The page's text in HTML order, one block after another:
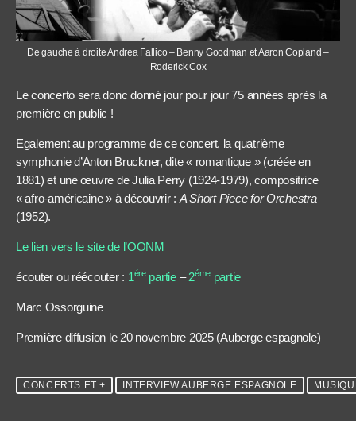
De gauche à droite Andrea Fallico – Benny Goodman et Aaron Copland –
Roderick Cox
Le concerto sera donc donné jour pour jour 75 années après la
première en public !
Egalement au programme de ce concert, la quatrième
symphonie d’Anton Bruckner, dite « romantique » (créée en
1881) et une œuvre de Julia Perry (1924-1979), compositrice
« afro-américaine » à découvrir : A Short Piece for Orchestra
(1952).
Le lien vers le site de l’OONM
écouter ou réécouter : 1érepartie–2éme partie
Marc Ossorguine
Première diffusion le 20 novembre 2025 (Auberge espagnole)
CONCERTS ET + INTERVIEW AUBERGE ESPAGNOLE